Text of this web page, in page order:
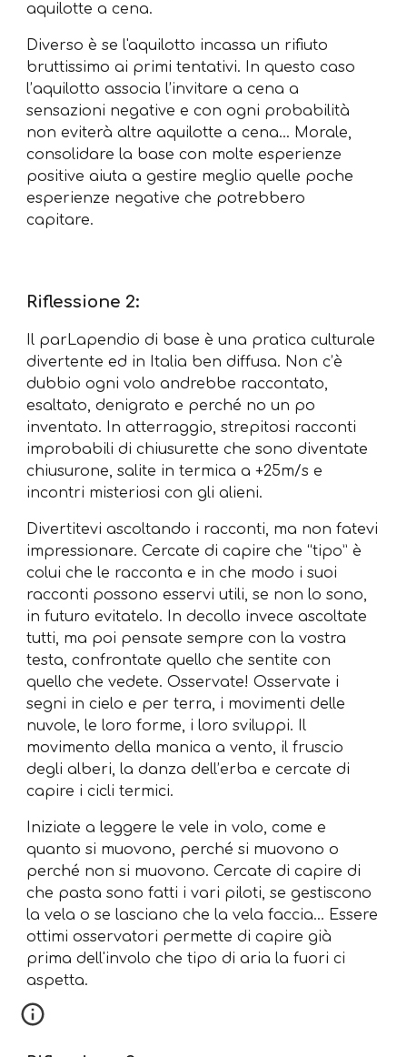
aquilotte a cena.
Diverso è se l'aquilotto incassa un rifiuto
bruttissimo ai primi tentativi. In questo caso
l’aquilotto associa l’invitare a cena a
sensazioni negative e con ogni probabilità
non eviterà altre aquilotte a cena… Morale,
consolidare la base con molte esperienze
positive aiuta a gestire meglio quelle poche
esperienze negative che potrebbero
capitare.
Riflessione 2:
Il parLapendio di base è una pratica culturale
divertente ed in Italia ben diffusa. Non c’è
dubbio ogni volo andrebbe raccontato,
esaltato, denigrato e perché no un po
inventato. In atterraggio, strepitosi racconti
improbabili di chiusurette che sono diventate
chiusurone, salite in termica a +25m/s e
incontri misteriosi con gli alieni.
Divertitevi ascoltando i racconti, ma non fatevi
impressionare. Cercate di capire che “tipo” è
colui che le racconta e in che modo i suoi
racconti possono esservi utili, se non lo sono,
in futuro evitatelo. In decollo invece ascoltate
tutti, ma poi pensate sempre con la vostra
testa, confrontate quello che sentite con
quello che vedete. Osservate! Osservate i
segni in cielo e per terra, i movimenti delle
nuvole, le loro forme, i loro sviluppi. Il
movimento della manica a vento, il fruscio
degli alberi, la danza dell’erba e cercate di
capire i cicli termici.
Iniziate a leggere le vele in volo, come e
quanto si muovono, perché si muovono o
perché non si muovono. Cercate di capire di
che pasta sono fatti i vari piloti, se gestiscono
la vela o se lasciano che la vela faccia… Essere
ottimi osservatori permette di capire già
prima dell'involo che tipo di aria la fuori ci
aspetta.